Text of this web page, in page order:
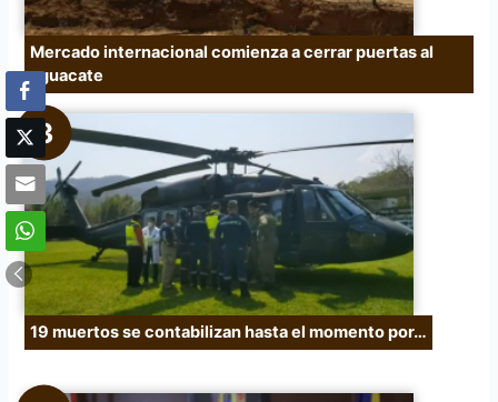
Mercado internacional comienza a cerrar puertas al
aguacate
19 muertos se contabilizan hasta el momento por…